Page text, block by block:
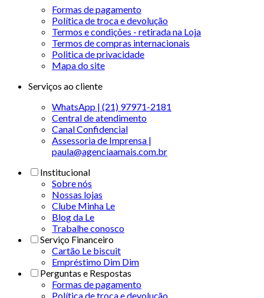
Formas de pagamento
Política de troca e devolução
Termos e condições - retirada na Loja
Termos de compras internacionais
Politica de privacidade
Mapa do site
Serviços ao cliente
WhatsApp | (21) 97971-2181
Central de atendimento
Canal Confidencial
Assessoria de Imprensa |
paula@agenciaamais.com.br
Institucional
Sobre nós
Nossas lojas
Clube Minha Le
Blog da Le
Trabalhe conosco
Serviço Financeiro
Cartão Le biscuit
Empréstimo Dim Dim
Perguntas e Respostas
Formas de pagamento
Política de troca e devolução